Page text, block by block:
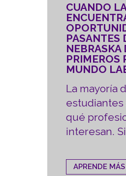
CUANDO
PASANTES
NEBRASKA
PRIMEROS
MUNDO
La mayoría
qué
interesan.
APRENDE MÁS